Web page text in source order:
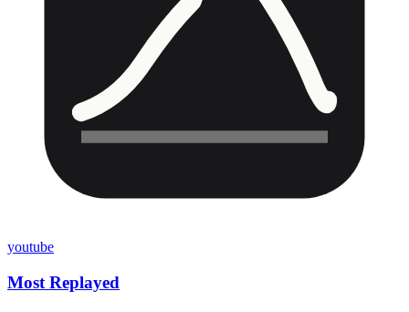
youtube
Most Replayed